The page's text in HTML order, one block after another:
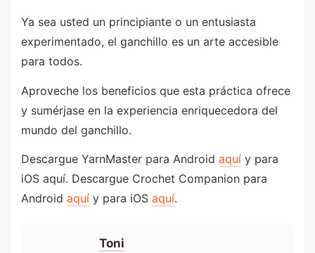
Ya sea usted un principiante o un entusiasta
experimentado, el ganchillo es un arte accesible
para todos.
Aproveche los beneficios que esta práctica ofrece
y sumérjase en la experiencia enriquecedora del
mundo del ganchillo.
Descargue YarnMaster para Android aquí y para
iOS aquí. Descargue Crochet Companion para
Android aquí y para iOS aquí.
Toni